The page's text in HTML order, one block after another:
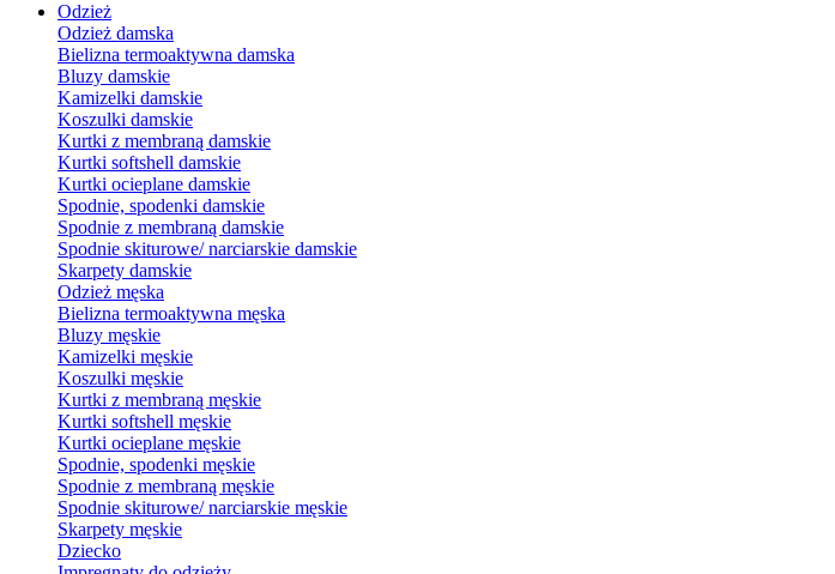
Odzież
Odzież damska
Bielizna termoaktywna damska
Bluzy damskie
Kamizelki damskie
Koszulki damskie
Kurtki z membraną damskie
Kurtki softshell damskie
Kurtki ocieplane damskie
Spodnie, spodenki damskie
Spodnie z membraną damskie
Spodnie skiturowe/ narciarskie damskie
Skarpety damskie
Odzież męska
Bielizna termoaktywna męska
Bluzy męskie
Kamizelki męskie
Koszulki męskie
Kurtki z membraną męskie
Kurtki softshell męskie
Kurtki ocieplane męskie
Spodnie, spodenki męskie
Spodnie z membraną męskie
Spodnie skiturowe/ narciarskie męskie
Skarpety męskie
Dziecko